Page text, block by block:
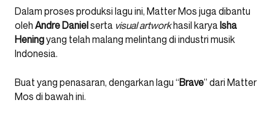
Dalam proses produksi lagu ini, Matter Mos juga dibantu
oleh Andre Danielserta visual artworkhasil karya Isha
Heningyang telah malang melintang di industri musik
Indonesia.
Buat yang penasaran, dengarkan lagu “Brave” dari Matter
Mos di bawah ini.